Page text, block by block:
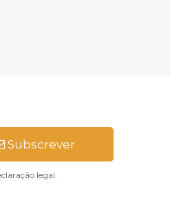
Subscrever
legal.